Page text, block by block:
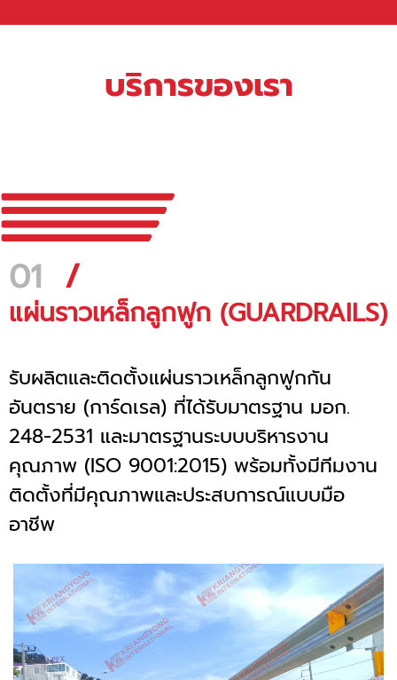
บริการของเรา
01 /
แผ่นราวเหล็กลูกฟูก (GUARDRAILS)
รับผลิตและติดตั้งแผ่นราวเหล็กลูกฟูกกัน
อันตราย (การ์ดเรล) ที่ได้รับมาตรฐาน มอก.
248-2531 และมาตรฐานระบบบริหารงาน
คุณภาพ (ISO 9001:2015) พร้อมทั้งมีทีมงาน
ติดตั้งที่มีคุณภาพและประสบการณ์แบบมือ
อาชีพ